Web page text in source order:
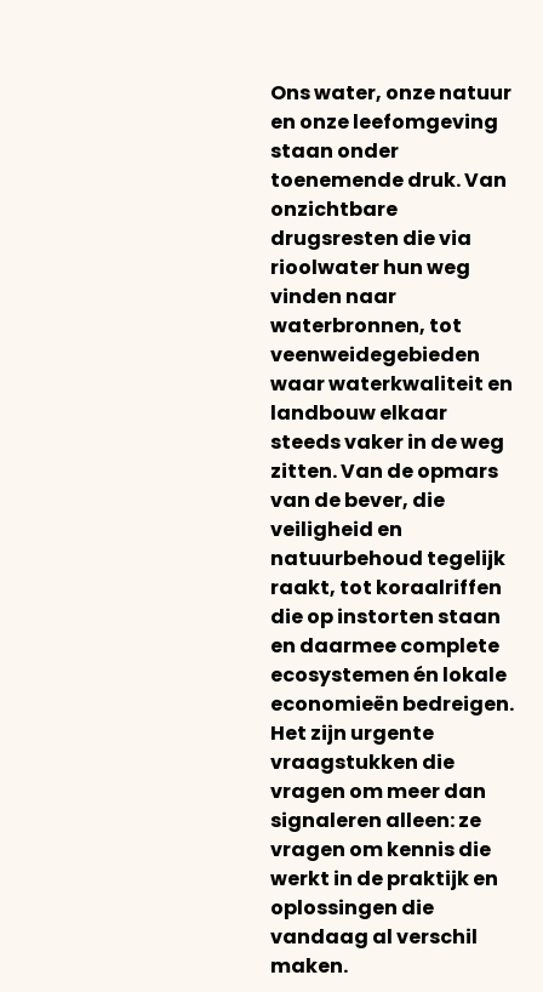
Ons water, onze natuur
en onze leefomgeving
staan onder
toenemende druk. Van
onzichtbare
drugsresten die via
rioolwater hun weg
vinden naar
waterbronnen, tot
veenweidegebieden
waar waterkwaliteit en
landbouw elkaar
steeds vaker in de weg
zitten. Van de opmars
van de bever, die
veiligheid en
natuurbehoud tegelijk
raakt, tot koraalriffen
die op instorten staan
en daarmee complete
ecosystemen én lokale
economieën bedreigen.
Het zijn urgente
vraagstukken die
vragen om meer dan
signaleren alleen: ze
vragen om kennis die
werkt in de praktijk en
oplossingen die
vandaag al verschil
maken.